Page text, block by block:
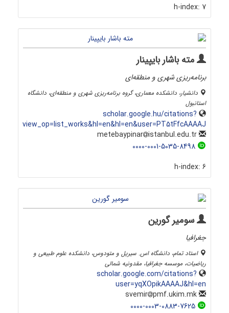
h-index: 7
مته باشار بایپینار
برنامه‌ریزی شهری و منطقه‌ای
دانشیار، دانشکده معماری، گروه برنامه‌ریزی شهری و منطقه‌ای، دانشگاه
استانبول
scholar.google.hu/citations?
view_op=list_works&hl=en&hl=en&user=PT5tFfcAAAAJ
istanbul.edu.tr
0000-0001-5035-8498
h-index: 6
سومیر گورین
جغرافیا
استاد تمام، دانشگاه اس. سیریل و متودوس، دانشکده علوم طبیعی و
ریاضیات، موسسه جغرافیا، مقدونیه شمالی
scholar.google.com/citations?
user=yqXOpikAAAAJ&hl=en
pmf.ukim.mk
0000-0003-0883-7625